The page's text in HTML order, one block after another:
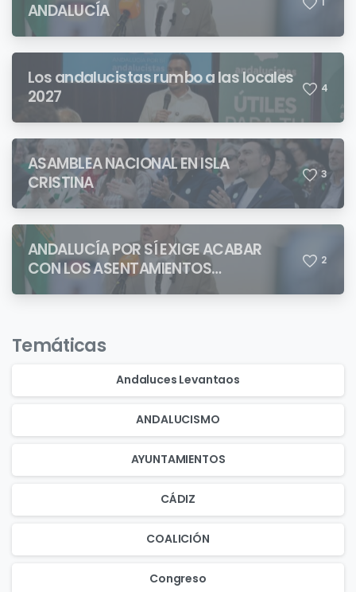
ANDALUCÍA
Los andalucistas rumbo a las locales
2027
4
ASAMBLEA NACIONAL EN ISLA
CRISTINA
3
ANDALUCÍA POR SÍ EXIGE ACABAR
CON LOS ASENTAMIENTOS
CHABOLISTAS
2
Temáticas
Andaluces Levantaos
ANDALUCISMO
AYUNTAMIENTOS
CÁDIZ
COALICIÓN
Congreso